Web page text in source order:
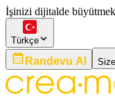
İşinizi dijitalde
Türkçe
Randevu Al